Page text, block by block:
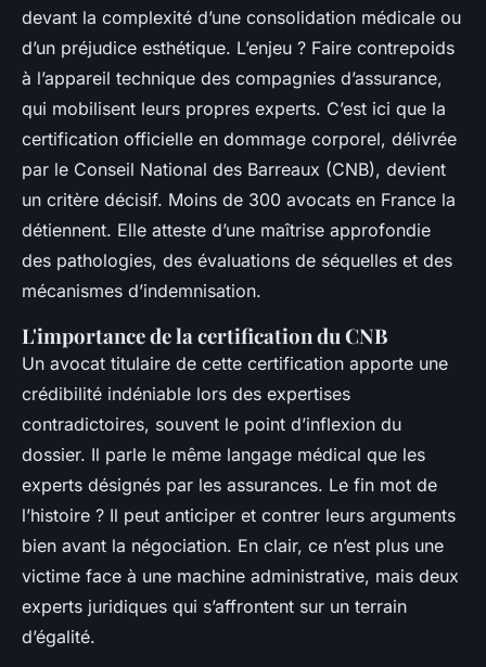
devant la complexité d’une consolidation médicale ou
d’un préjudice esthétique. L’enjeu ? Faire contrepoids
à l’appareil technique des compagnies d’assurance,
qui mobilisent leurs propres experts. C’est ici que la
certification officielle en dommage corporel, délivrée
par le Conseil National des Barreaux (CNB), devient
un critère décisif. Moins de 300 avocats en France la
détiennent. Elle atteste d’une maîtrise approfondie
des pathologies, des évaluations de séquelles et des
mécanismes d’indemnisation.
L'importance de la certification du CNB
Un avocat titulaire de cette certification apporte une
crédibilité indéniable lors des expertises
contradictoires, souvent le point d’inflexion du
dossier. Il parle le même langage médical que les
experts désignés par les assurances. Le fin mot de
l’histoire ? Il peut anticiper et contrer leurs arguments
bien avant la négociation. En clair, ce n’est plus une
victime face à une machine administrative, mais deux
experts juridiques qui s’affrontent sur un terrain
d’égalité.